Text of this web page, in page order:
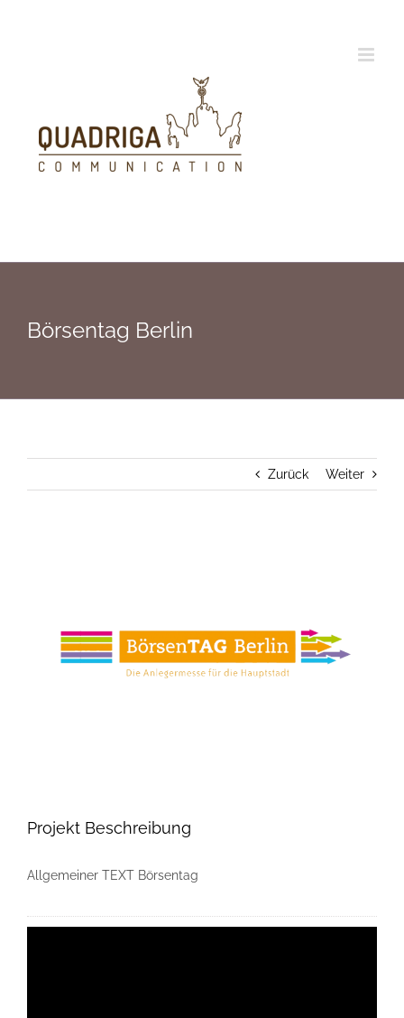
Börsentag Berlin
Zurück Weiter
Projekt Beschreibung
Allgemeiner TEXT Börsentag